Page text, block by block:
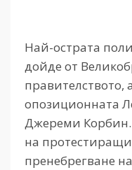
Най-острата
дойде от
правителството,
опозиционната
Джереми
на протестиращи
пренебрегване